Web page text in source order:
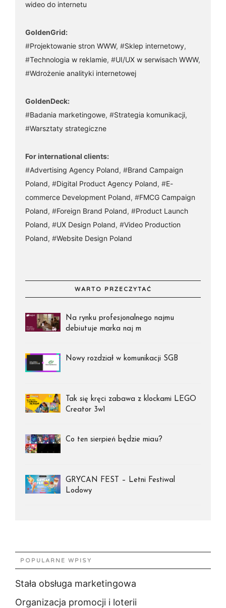
wideo do internetu
GoldenGrid:
#Projektowanie stron WWW, #Sklep internetowy,
#Technologia w reklamie, #UI/UX w serwisach WWW,
#Wdrożenie analityki internetowej
GoldenDeck:
#Badania marketingowe, #Strategia komunikacji,
#Warsztaty strategiczne
For international clients:
#Advertising Agency Poland, #Brand Campaign
Poland, #Digital Product Agency Poland, #E-
commerce Development Poland, #FMCG Campaign
Poland, #Foreign Brand Poland, #Product Launch
Poland, #UX Design Poland, #Video Production
Poland, #Website Design Poland
WARTO PRZECZYTAĆ
Na rynku profesjonalnego najmu
debiutuje marka naj m
Nowy rozdział w komunikacji SGB
Tak się kręci zabawa z klockami LEGO
Creator 3w1
Co ten sierpień będzie miau?
GRYCAN FEST – Letni Festiwal
Lodowy
POPULARNE WPISY
Stała obsługa marketingowa
Organizacja promocji i loterii